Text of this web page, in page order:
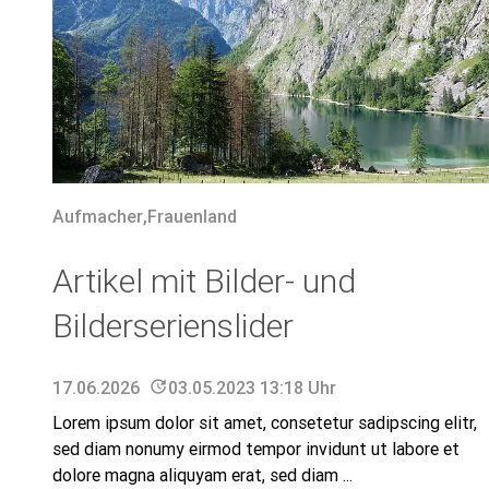
Aufmacher,Frauenland
Artikel mit Bilder- und
Bilderserienslider
17.06.2026 update03.05.2023 13:18 Uhr
Lorem ipsum dolor sit amet, consetetur sadipscing elitr,
sed diam nonumy eirmod tempor invidunt ut labore et
dolore magna aliquyam erat, sed diam ...